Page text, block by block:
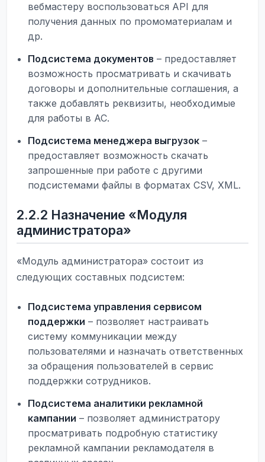
вебмастеру воспользоваться API для
получения данных по промоматериалам и
др.
Подсистема документов – предоставляет
возможность просматривать и скачивать
договоры и дополнительные соглашения, а
также добавлять реквизиты, необходимые
для работы в АС.
Подсистема менеджера выгрузок –
предоставляет возможность скачать
запрошенные при работе с другими
подсистемами файлы в форматах CSV, XML.
2.2.2 Назначение «Модуля
администратора»
«Модуль администратора» состоит из
следующих составных подсистем:
Подсистема управления сервисом
поддержки – позволяет настраивать
систему коммуникации между
пользователями и назначать ответственных
за обращения пользователей в сервис
поддержки сотрудников.
Подсистема аналитики рекламной
кампании – позволяет администратору
просматривать подробную статистику
рекламной кампании рекламодателя в